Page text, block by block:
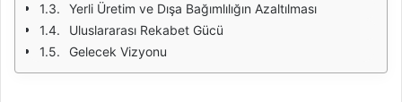
Yerli Üretim ve Dışa Bağımlılığın Azaltılması
Uluslararası Rekabet Gücü
Gelecek Vizyonu